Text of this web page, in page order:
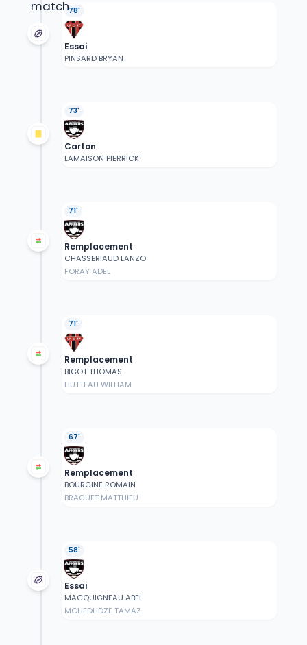
78'
Essai
PINSARD BRYAN
73'
Carton
LAMAISON PIERRICK
71'
Remplacement
CHASSERIAUD LANZO
FORAY ADEL
71'
Remplacement
BIGOT THOMAS
HUTTEAU WILLIAM
67'
Remplacement
BOURGINE ROMAIN
BRAGUET MATTHIEU
58'
Essai
MACQUIGNEAU ABEL
MCHEDLIDZE TAMAZ